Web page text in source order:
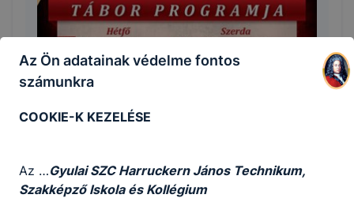
Szakma Kóstoló tábor
2024. május 24. -
Az Ön adatainak védelme fontos
számunkra
COOKIE-K KEZELÉSE
Az …Gyulai SZC Harruckern János Technikum,
Szakképző Iskola és Kollégium